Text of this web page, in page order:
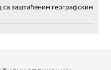
заштићеним географским